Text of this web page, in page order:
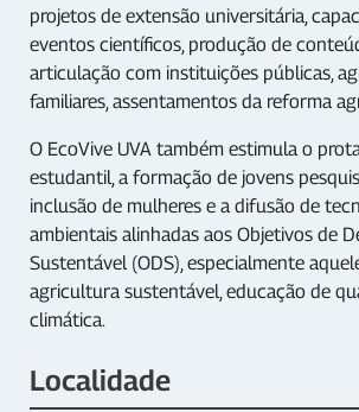
projetos de extensão universitária,
eventos científicos, produção de
articulação com instituições públicas,
familiares, assentamentos da reforma
O EcoVive UVA também estimula o
estudantil, a formação de jovens
inclusão de mulheres e a difusão de
ambientais alinhadas aos Objetivos de
Sustentável (ODS), especialmente
agricultura sustentável, educação de
climática.
Localidade